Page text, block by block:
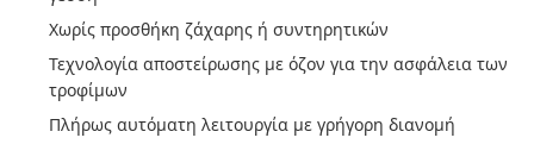
Χωρίς προσθήκη ζάχαρης ή συντηρητικών
Τεχνολογία αποστείρωσης με όζον για την ασφάλεια των
τροφίμων
Πλήρως αυτόματη λειτουργία με γρήγορη διανομή